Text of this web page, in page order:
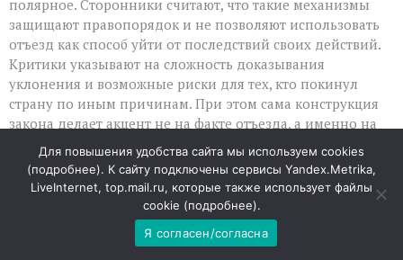
полярное. Сторонники считают, что такие механизмы
защищают правопорядок и не позволяют использовать
отъезд как способ уйти от последствий своих действий.
Критики указывают на сложность доказывания
уклонения и возможные риски для тех, кто покинул
страну по иным причинам. При этом сама конструкция
закона делает акцент не на факте отъезда, а именно на
уклонении от исполнения уже вступивших в силу
судебных актов.
Таким образом, новый пакет законов — это попытка
выстроить правовые рамки для ситуации, когда
физическое расстояние не должно становиться
Для повышения удобства сайта мы используем cookies
(подробнее). К сайту подключены сервисы Yandex.Metrika,
LiveInternet, top.mail.ru, которые также использует файлы
cookie (подробнее).
Я согласен/согласна